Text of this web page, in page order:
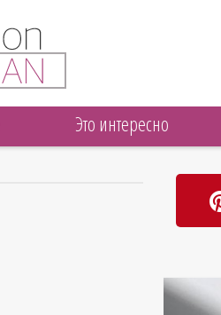
Это интересно